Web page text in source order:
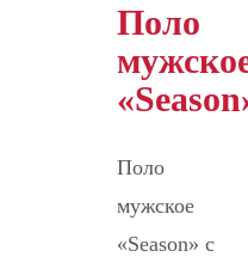
Поло
Поло
мужское
«Season» с